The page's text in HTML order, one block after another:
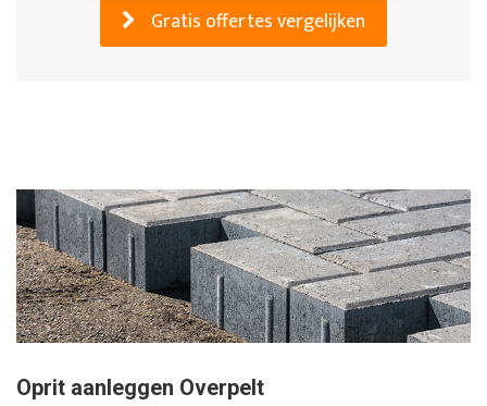
Gratis offertes vergelijken
Oprit aanleggen Overpelt